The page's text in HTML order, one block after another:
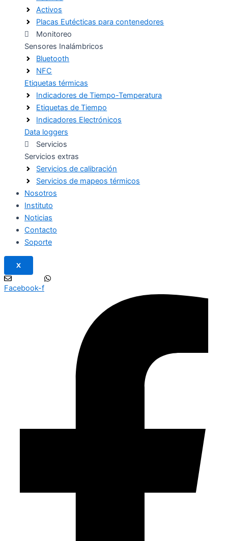
Activos
Placas Eutécticas para contenedores
Monitoreo
Sensores Inalámbricos
Bluetooth
NFC
Etiquetas térmicas
Indicadores de Tiempo-Temperatura
Etiquetas de Tiempo
Indicadores Electrónicos
Data loggers
Servicios
Servicios extras
Servicios de calibración
Servicios de mapeos térmicos
Nosotros
Instituto
Noticias
Contacto
Soporte
X
Facebook-f